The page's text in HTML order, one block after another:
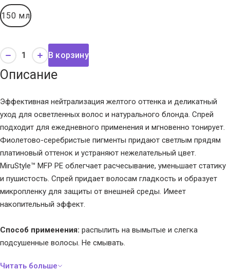
150 мл
В корзину
Описание
Эффективная нейтрализация желтого оттенка и деликатный
уход для осветленных волос и натурального блонда. Спрей
подходит для ежедневного применения и мгновенно тонирует.
Фиолетово-серебристые пигменты придают светлым прядям
платиновый оттенок и устраняют нежелательный цвет.
MiruStyle™ MFP PE облегчает расчесывание, уменьшает статику
и пушистость. Спрей придает волосам гладкость и образует
микропленку для защиты от внешней среды. Имеет
накопительный эффект.
Способ применения: распылить на вымытые и слегка
подсушенные волосы. Не смывать.